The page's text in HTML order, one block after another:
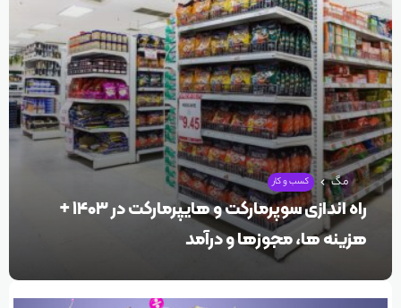
مگ کسب و کار
راه اندازی سوپرمارکت و هایپرمارکت در ۱۴۰۳ +
هزینه ها، مجوزها و درآمد